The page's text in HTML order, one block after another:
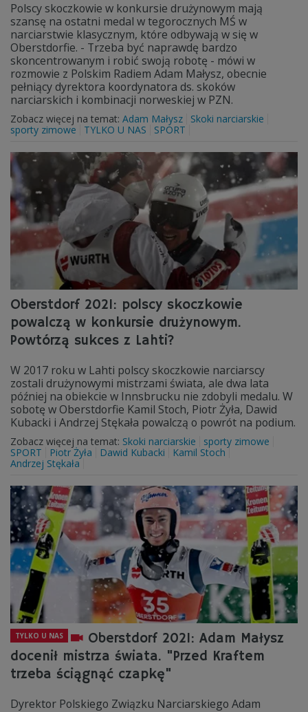
Polscy skoczkowie w konkursie drużynowym mają
szansę na ostatni medal w tegorocznych MŚ w
narciarstwie klasycznym, które odbywają w się w
Oberstdorfie. - Trzeba być naprawdę bardzo
skoncentrowanym i robić swoją robotę - mówi w
rozmowie z Polskim Radiem Adam Małysz, obecnie
pełniący dyrektora koordynatora ds. skoków
narciarskich i kombinacji norweskiej w PZN.
Zobacz więcej na temat: Adam Małysz
Skoki narciarskie
sporty zimowe
TYLKO U NAS SPORT
Oberstdorf 2021: polscy skoczkowie
powalczą w konkursie drużynowym.
Powtórzą sukces z Lahti?
W 2017 roku w Lahti polscy skoczkowie narciarscy
zostali drużynowymi mistrzami świata, ale dwa lata
później na obiekcie w Innsbrucku nie zdobyli medalu. W
sobotę w Oberstdorfie Kamil Stoch, Piotr Żyła, Dawid
Kubacki i Andrzej Stękała powalczą o powrót na podium.
Zobacz więcej na temat: Skoki narciarskie
sporty zimowe
SPORT
Piotr Żyła Dawid Kubacki
Kamil Stoch
Andrzej Stękała
TYLKO U NAS
Oberstdorf 2021: Adam Małysz
docenił mistrza świata. "Przed Kraftem
trzeba ściągnąć czapkę"
Dyrektor Polskiego Związku Narciarskiego Adam